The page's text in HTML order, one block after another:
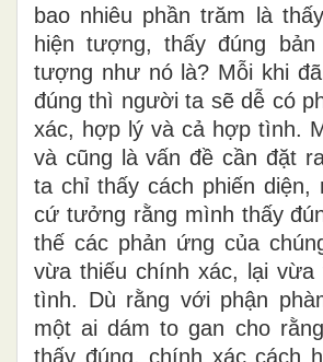
bao nhiêu phần trăm là
hiện tượng, thấy đúng
tượng như nó là? Mỗi khi
đúng thì người ta sẽ dễ có
xác, hợp lý và cả hợp tình.
và cũng là vấn đề cần đặt
ta chỉ thấy cách phiến diện,
cứ tưởng rằng mình thấy
thế các phản ứng của
vừa thiếu chính xác, lại vừa
tình. Dù rằng với phận
một ai dám to gan cho
thấy đúng, chính xác cách